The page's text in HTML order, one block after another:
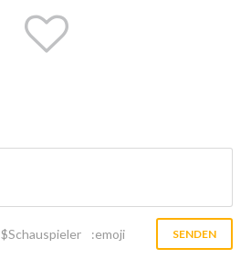
$Schauspieler :emoji